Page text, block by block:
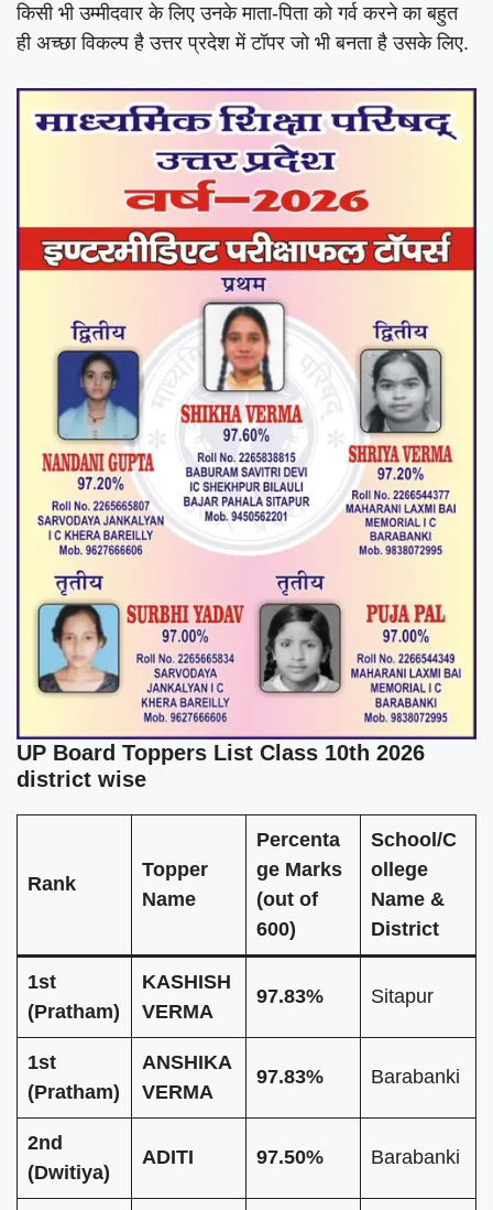
किसी भी उम्मीदवार के लिए उनके माता-पिता को गर्व करने का बहुत
ही अच्छा विकल्प है उत्तर प्रदेश में टॉपर जो भी बनता है उसके लिए.
UP Board Toppers List Class 10th 2026
district wise
Rank
Topper
Name
Percenta
ge Marks
(out of
600)
School/C
ollege
Name &
District
1st
(Pratham)
KASHISH
VERMA
97.83% Sitapur
1st
(Pratham)
ANSHIKA
VERMA
97.83% Barabanki
2nd
(Dwitiya)
ADITI 97.50% Barabanki